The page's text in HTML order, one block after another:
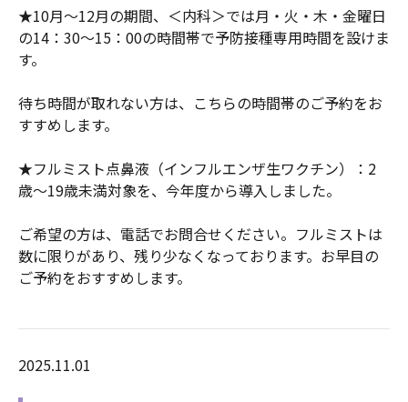
★10月～12月の期間、＜内科＞では月・火・木・金曜日
の14：30～15：00の時間帯で予防接種専用時間を設けま
す。
待ち時間が取れない方は、こちらの時間帯のご予約をお
すすめします。
★フルミスト点鼻液（インフルエンザ生ワクチン）：2
歳～19歳未満対象を、今年度から導入しました。
ご希望の方は、電話でお問合せください。フルミストは
数に限りがあり、残り少なくなっております。お早目の
ご予約をおすすめします。
2025.11.01